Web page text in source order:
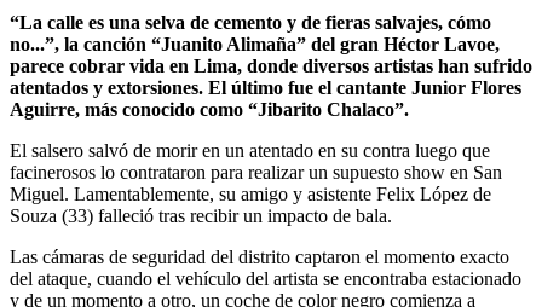
“La calle es una selva de cemento y de fieras salvajes, cómo
no...”, la canción “Juanito Alimaña” del gran Héctor Lavoe,
parece cobrar vida en Lima, donde diversos artistas han sufrido
atentados y extorsiones. El último fue el cantante Junior Flores
Aguirre, más conocido como “Jibarito Chalaco”.
El salsero salvó de morir en un atentado en su contra luego que
facinerosos lo contrataron para realizar un supuesto show en San
Miguel. Lamentablemente, su amigo y asistente Felix López de
Souza (33) falleció tras recibir un impacto de bala.
Las cámaras de seguridad del distrito captaron el momento exacto
del ataque, cuando el vehículo del artista se encontraba estacionado
y de un momento a otro, un coche de color negro comienza a